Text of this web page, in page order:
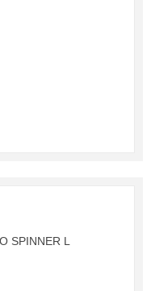
SPINNER L